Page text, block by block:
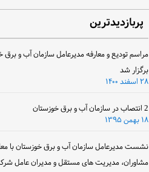
پربازدیدترین
مراسم تودیع و معارفه مدیرعامل سازمان آب و برق
برگزار شد
۲۸ اسفند ۱۴۰۰
2 انتصاب در سازمان آب و برق خوزستان
۱۸ بهمن ۱۳۹۵
نشست مدیرعامل سازمان آب و برق خوزستان با
مشاوران، مدیریت های مستقل و مدیران عامل